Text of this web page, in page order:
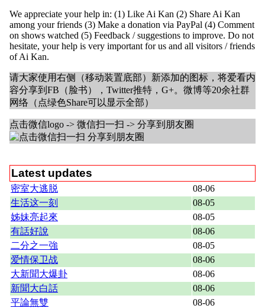
We appreciate your help in: (1) Like Ai Kan (2) Share Ai Kan
among your friends (3) Make a donation via PayPal (4) Comment
on shows watched (5) Feedback / suggestions to improve. Do not
hesitate, your help is very important for us and all visitors / friends
of Ai Kan.
请大家使用右侧（移动装置底部）新添加的图标，将爱看内
容分享到FB（脸书），Twitter推特，G+。微博等20余社群
网络（点绿色Share可以显示全部）
点击微信logo -> 微信扫一扫 -> 分享到朋友圈
Latest updates
密室大逃脱
08-06
生活这一刻
08-05
姊妹亮起來
08-05
有話好說
08-06
二分之一強
08-05
爱情保卫战
08-06
大新聞大爆卦
08-06
新聞大白話
08-06
平論無雙
08-06